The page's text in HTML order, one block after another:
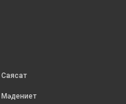
Саясат
Мәдениет